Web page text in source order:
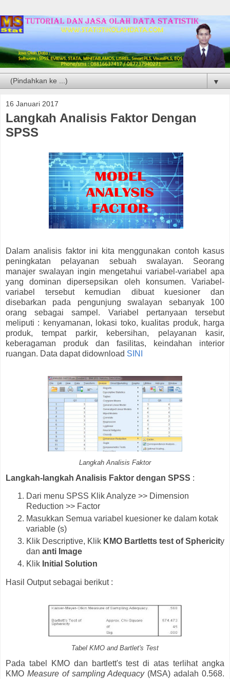
▼
16 Januari 2017
Langkah Analisis Faktor Dengan
SPSS
Dalam analisis faktor ini kita menggunakan contoh kasus
peningkatan pelayanan sebuah swalayan. Seorang
manajer swalayan ingin mengetahui variabel-variabel apa
yang dominan dipersepsikan oleh konsumen. Variabel-
variabel tersebut kemudian dibuat kuesioner dan
disebarkan pada pengunjung swalayan sebanyak 100
orang sebagai sampel. Variabel pertanyaan tersebut
meliputi : kenyamanan, lokasi toko, kualitas produk, harga
produk, tempat parkir, kebersihan, pelayanan kasir,
keberagaman produk dan fasilitas, keindahan interior
ruangan. Data dapat didownload SINI
Langkah Analisis Faktor
Langkah-langkah Analisis Faktor dengan SPSS :
Dari menu SPSS Klik Analyze >> Dimension
Reduction >> Factor
Masukkan Semua variabel kuesioner ke dalam kotak
variable (s)
Klik Descriptive, Klik KMO Bartletts test of Sphericity
dan anti Image
Klik Initial Solution
Hasil Output sebagai berikut :
Tabel KMO and Bartlet's Test
Pada tabel KMO dan bartlett's test di atas terlihat angka
KMO Measure of sampling Adequacy(MSA) adalah 0.568.